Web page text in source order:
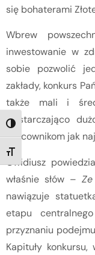
TOGGLE HIGH
TOGGLE FONT SIZE
się bohaterami
Wbrew
inwestowanie w
sobie pozwolić
zakłady, konkurs
także mali i
wystarczająco
pracownikom jak
Owidiusz
właśnie słów –
nawiązuje
etapu
przyznaniu
Kapituły